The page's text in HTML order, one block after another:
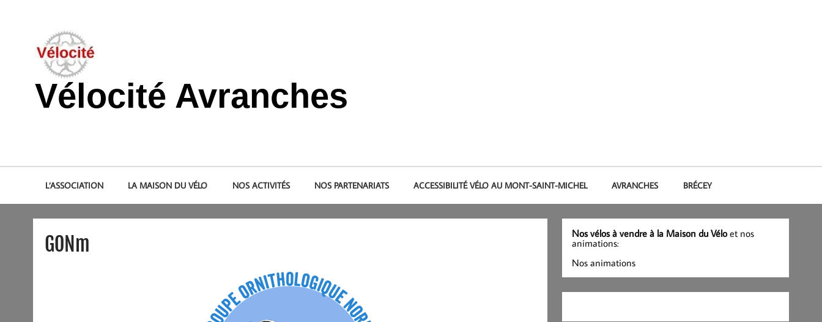
Vélocité Avranches
L’ASSOCIATION LA MAISON DU VÉLO NOS ACTIVITÉS NOS PARTENARIATS ACCESSIBILITÉ VÉLO AU MONT-SAINT-MICHEL AVRANCHES BRÉCEY
GONm Nos vélos à vendre à la Maison du Véloet nos
animations:
Nos animations